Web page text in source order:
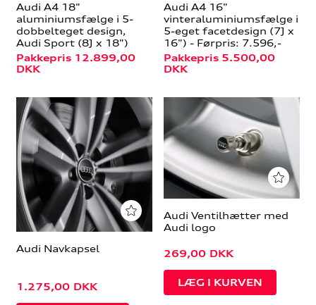
Audi A4 18"
aluminiumsfælge i 5-
dobbelteget design,
Audi Sport (8J x 18")
Pakkepris 12.899,00
DKK
Audi A4 16"
vinteraluminiumsfælge i
5-eget facetdesign (7J x
16") - Førpris: 7.596,-
Pakkepris 5.500,00
DKK
Audi Navkapsel
1.275,00 DKK
Audi Ventilhætter med
Audi logo
269,00 DKK